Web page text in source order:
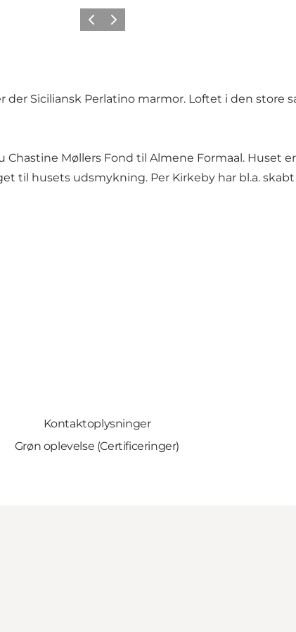
ForrigeNæste
Siciliansk Perlatino marmor. Loftet i den store
Chastine Møllers Fond til Almene Formaal. Huset
til husets udsmykning. Per Kirkeby har bl.a.
Kontaktoplysninger
Grøn oplevelse (Certificeringer)